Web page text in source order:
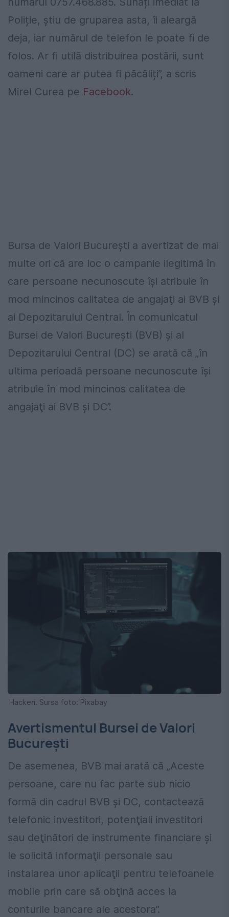
Poliție, știu de gruparea asta, îi aleargă
deja, iar numărul de telefon le poate fi de
folos. Ar fi utilă distribuirea postării, sunt
oameni care ar putea fi păcăliți”, a scris
Mirel Curea pe Facebook.
Bursa de Valori Bucureşti a avertizat de mai
multe ori că are loc o campanie ilegitimă în
care persoane necunoscute îşi atribuie în
mod mincinos calitatea de angajaţi ai BVB şi
ai Depozitarului Central. În comunicatul
Bursei de Valori Bucureşti (BVB) şi al
Depozitarului Central (DC) se arată că „în
ultima perioadă persoane necunoscute îşi
atribuie în mod mincinos calitatea de
angajaţi ai BVB şi DC”.
Hackeri. Sursa foto: Pixabay
Avertismentul Bursei de Valori
București
De asemenea, BVB mai arată că „Aceste
persoane, care nu fac parte sub nicio
formă din cadrul BVB şi DC, contactează
telefonic investitori, potenţiali investitori
sau deţinători de instrumente financiare şi
le solicită informaţii personale sau
instalarea unor aplicaţii pentru telefoanele
mobile prin care să obţină acces la
conturile bancare ale acestora”.